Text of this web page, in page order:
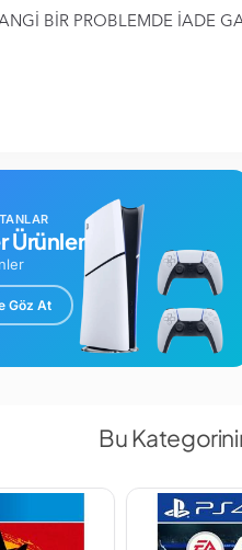
BİR PROBLEMDE İADE
Ürünler
Göz At
Bu